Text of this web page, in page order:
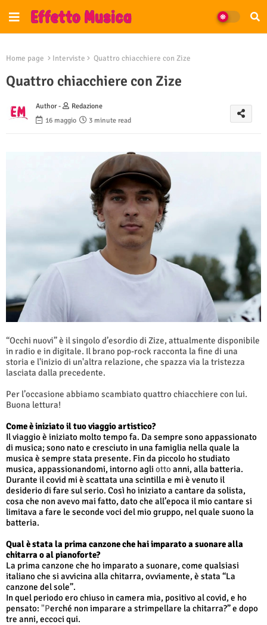
Home page Interviste Quattro chiacchiere con Zize
Quattro chiacchiere con Zize
Author -
Redazione
16 maggio
3 minute read
“Occhi nuovi” è il singolo d’esordio di Zize, attualmente disponibile
in radio e in digitale. Il brano pop-rock racconta la fine di una
storia e l'inizio di un'altra relazione, che spazza via la tristezza
lasciata dalla precedente.
Per l’occasione abbiamo scambiato quattro chiacchiere con lui.
Buona lettura!
Come è iniziato il tuo viaggio artistico?
Il viaggio è iniziato molto tempo fa. Da sempre sono appassionato
di musica; sono nato e cresciuto in una famiglia nella quale la
musica è sempre stata presente. Fin da piccolo ho studiato
musica, appassionandomi, intorno agli otto anni, alla batteria.
Durante il covid mi è scattata una scintilla e mi è venuto il
desiderio di fare sul serio. Così ho iniziato a cantare da solista,
cosa che non avevo mai fatto, dato che all’epoca il mio cantare si
limitava a fare le seconde voci del mio gruppo, nel quale suono la
batteria.
Qual è stata la prima canzone che hai imparato a suonare alla
chitarra o al pianoforte?
La prima canzone che ho imparato a suonare, come qualsiasi
italiano che si avvicina alla chitarra, ovviamente, è stata “La
canzone del sole”.
In quel periodo ero chiuso in camera mia, positivo al covid, e ho
pensato: "Perché non imparare a strimpellare la chitarra?” e dopo
tre anni, eccoci qui.